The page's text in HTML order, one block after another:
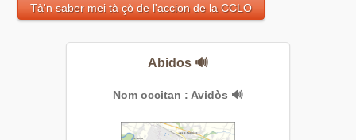
Tà'n saber mei tà çò de l'accion de la CCLO
Abidos 🔊
Nom occitan : Avidòs 🔊